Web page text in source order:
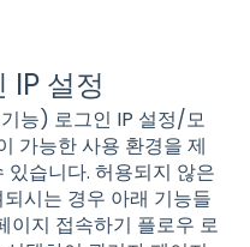
설정
능) 로그인 IP 설정/모
가능한 사용 환경을 제
있습니다. 허용되지 않은
시는 경우 아래 기능들
지 접속하기 플로우 로